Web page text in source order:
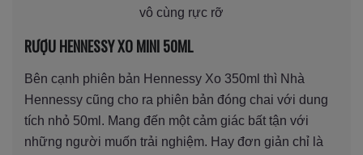
vô cùng rực rỡ
RƯỢU HENNESSY XO MINI 50ML
Bên cạnh phiên bản Hennessy Xo 350ml thì Nhà
Hennessy cũng cho ra phiên bản đóng chai với dung
tích nhỏ 50ml. Mang đến một cảm giác bất tận với
những người muốn trải nghiệm. Hay đơn giản chỉ là